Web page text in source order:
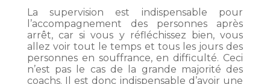
La supervision est indispensable pour
l’accompagnement des personnes après
arrêt, car si vous y réfléchissez bien, vous
allez voir tout le temps et tous les jours des
personnes en souffrance, en difficulté. Ceci
n’est pas le cas de la grande majorité des
coachs. Il est donc indispensable d’avoir une